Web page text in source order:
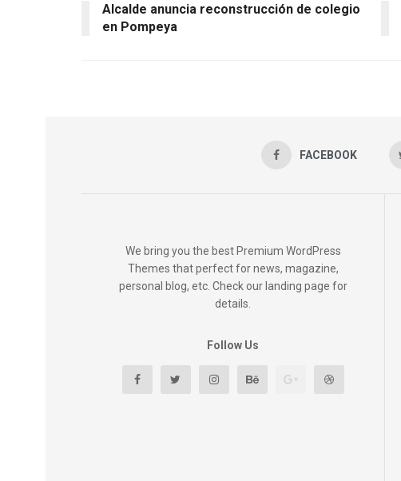
Alcalde anuncia reconstrucción de colegio
en Pompeya
FACEBOOK
We bring you the best Premium WordPress
Themes that perfect for news, magazine,
personal blog, etc. Check our landing page for
details.
Follow Us